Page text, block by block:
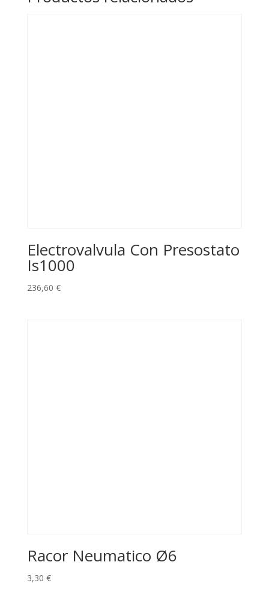
Electrovalvula Con Presostato
Is1000
236,60 €
Racor Neumatico Ø6
3,30 €